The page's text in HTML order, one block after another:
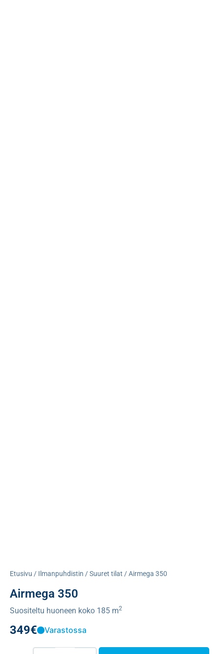
Etusivu / Ilmanpuhdistin /Suuret tilat / Airmega 350
Airmega 350
Suositeltu huoneen koko 185 m2
349€ Varastossa